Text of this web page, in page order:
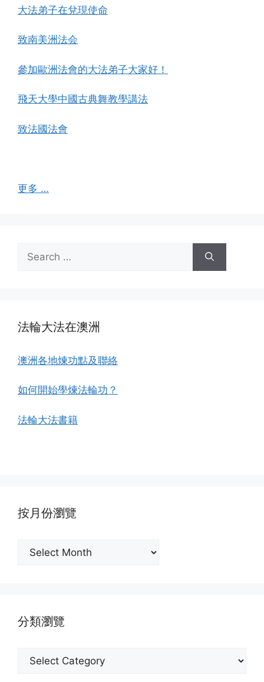
大法弟子在兌現使命
致南美洲法会
參加歐洲法會的大法弟子大家好！
飛天大學中國古典舞教學講法
致法國法會
更多 …
for:
法輪大法在澳洲
澳洲各地煉功點及聯絡
如何開始學煉法輪功？
法輪大法書籍
按月份瀏覽
分類瀏覽